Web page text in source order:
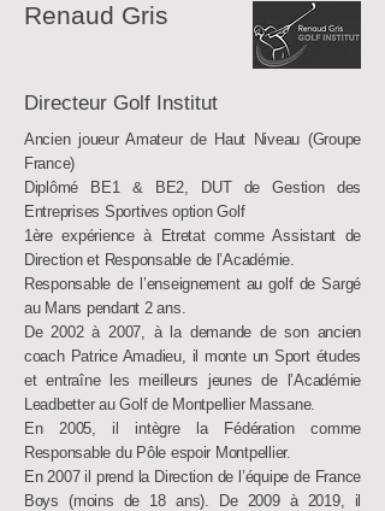
Renaud Gris
Directeur Golf Institut
Ancien joueur Amateur de Haut Niveau (Groupe
France)
Diplômé BE1 & BE2, DUT de Gestion des
Entreprises Sportives option Golf
1ère expérience à Etretat comme Assistant de
Direction et Responsable de l’Académie.
Responsable de l’enseignement au golf de Sargé
au Mans pendant 2 ans.
De 2002 à 2007, à la demande de son ancien
coach Patrice Amadieu, il monte un Sport études
et entraîne les meilleurs jeunes de l’Académie
Leadbetter au Golf de Montpellier Massane.
En 2005, il intègre la Fédération comme
Responsable du Pôle espoir Montpellier.
En 2007 il prend la Direction de l’équipe de France
Boys (moins de 18 ans). De 2009 à 2019, il